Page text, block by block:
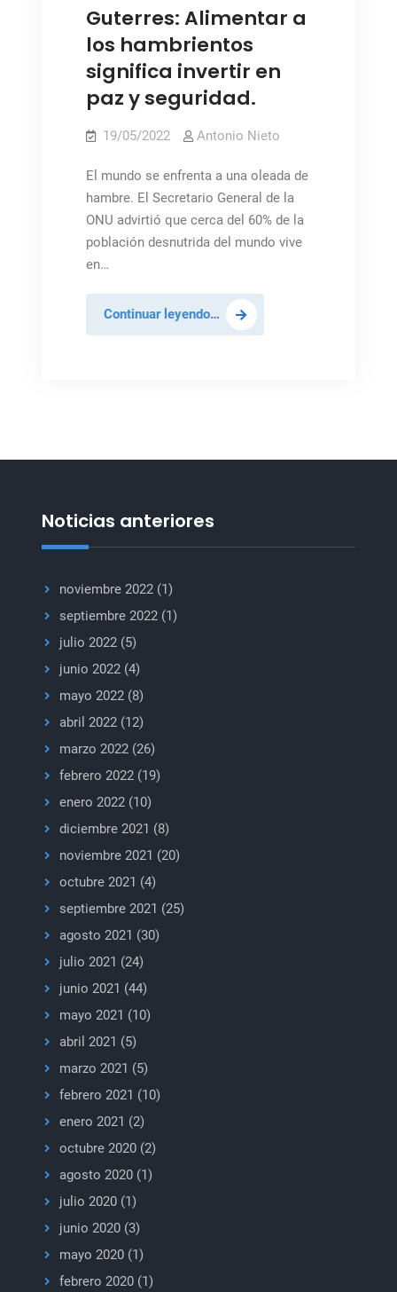
Guterres: Alimentar a
los hambrientos
significa invertir en
paz y seguridad.
19/05/2022 Antonio Nieto
El mundo se enfrenta a una oleada de
hambre. El Secretario General de la
ONU advirtió que cerca del 60% de la
población desnutrida del mundo vive
en…
Continuar leyendo…Guterres:
Alimentar
Noticias anteriores
noviembre 2022(1)
septiembre 2022(1)
julio 2022(5)
junio 2022(4)
mayo 2022(8)
abril 2022(12)
marzo 2022(26)
febrero 2022(19)
enero 2022(10)
diciembre 2021 (8)
noviembre 2021 (20)
octubre 2021 (4)
septiembre 2021 (25)
agosto 2021 (30)
julio 2021 (24)
junio 2021 (44)
mayo 2021 (10)
abril 2021 (5)
marzo 2021 (5)
febrero 2021 (10)
enero 2021 (2)
octubre 2020(2)
agosto 2020(1)
julio 2020(1)
junio 2020(3)
mayo 2020(1)
febrero 2020(1)